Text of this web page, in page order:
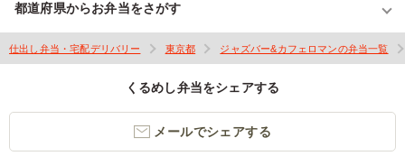
都道府県からお弁当をさがす
仕出し弁当・宅配デリバリー 東京都 ジャズバー&カフェロマンの弁当一覧
くるめし弁当をシェアする
メールでシェアする